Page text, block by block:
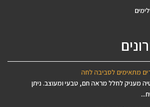
מתאימים לסביבה לחה
מעניק לחלל מראה חם, טבעי ומעוצב. ניתן